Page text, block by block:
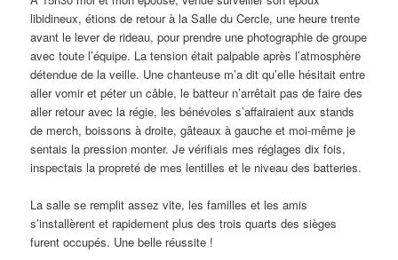
libidineux, étions de retour à la Salle du Cercle, une heure trente
avant le lever de rideau, pour prendre une photographie de groupe
avec toute l’équipe. La tension était palpable après l’atmosphère
détendue de la veille. Une chanteuse m’a dit qu’elle hésitait entre
aller vomir et péter un câble, le batteur n’arrêtait pas de faire des
aller retour avec la régie, les bénévoles s’affairaient aux stands
de merch, boissons à droite, gâteaux à gauche et moi-même je
sentais la pression monter. Je vérifiais mes réglages dix fois,
inspectais la propreté de mes lentilles et le niveau des batteries.
La salle se remplit assez vite, les familles et les amis
s’installèrent et rapidement plus des trois quarts des sièges
furent occupés. Une belle réussite !